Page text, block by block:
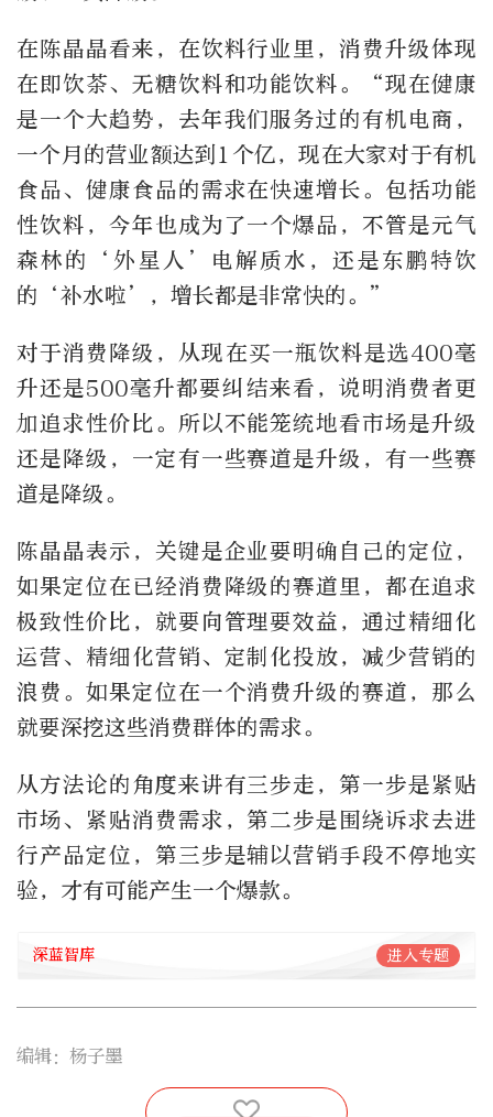
在陈晶晶看来，在饮料行业里，消费升级体现
在即饮茶、无糖饮料和功能饮料。“现在健康
是一个大趋势，去年我们服务过的有机电商，
一个月的营业额达到1个亿，现在大家对于有机
食品、健康食品的需求在快速增长。包括功能
性饮料，今年也成为了一个爆品，不管是元气
森林的‘外星人’电解质水，还是东鹏特饮
的‘补水啦’，增长都是非常快的。”
对于消费降级，从现在买一瓶饮料是选400毫
升还是500毫升都要纠结来看，说明消费者更
加追求性价比。所以不能笼统地看市场是升级
还是降级，一定有一些赛道是升级，有一些赛
道是降级。
陈晶晶表示，关键是企业要明确自己的定位，
如果定位在已经消费降级的赛道里，都在追求
极致性价比，就要向管理要效益，通过精细化
运营、精细化营销、定制化投放，减少营销的
浪费。如果定位在一个消费升级的赛道，那么
就要深挖这些消费群体的需求。
从方法论的角度来讲有三步走，第一步是紧贴
市场、紧贴消费需求，第二步是围绕诉求去进
行产品定位，第三步是辅以营销手段不停地实
验，才有可能产生一个爆款。
深蓝智库 进入专题
编辑：杨子墨